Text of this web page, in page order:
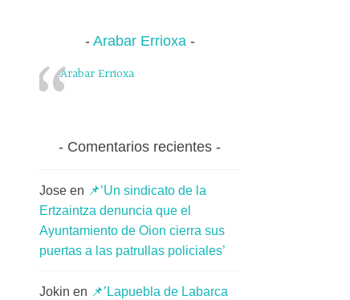
Arabar Errioxa
Arabar Errioxa
Comentarios recientes
Jose en 📌’Un sindicato de la
Ertzaintza denuncia que el
Ayuntamiento de Oion cierra sus
puertas a las patrullas policiales’
Jokin en 📌’Lapuebla de Labarca